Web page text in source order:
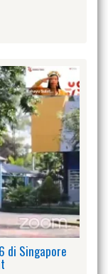
di Singapore